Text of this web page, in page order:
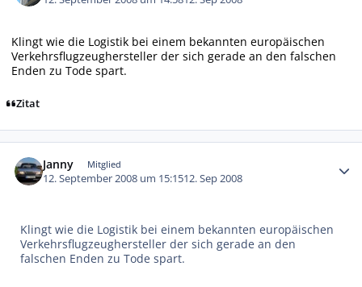
Klingt wie die Logistik bei einem bekannten europäischen
Verkehrsflugzeughersteller der sich gerade an den falschen
Enden zu Tode spart.
Zitat
Janny Mitglied
12. September 2008 um 15:1512. Sep 2008
Klingt wie die Logistik bei einem bekannten europäischen
Verkehrsflugzeughersteller der sich gerade an den
falschen Enden zu Tode spart.